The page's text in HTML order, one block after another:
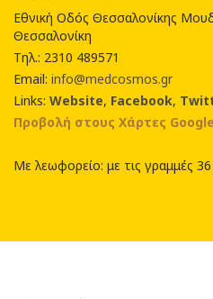
Εθνική Οδός Θεσσαλονίκης
Θεσσαλονίκη
Τηλ.: 2310 489571
Email: info@medcosmos.gr
Links: Website, Facebook,
Προβολή στους Χάρτες Google
Με λεωφορείο: με τις γραμμές